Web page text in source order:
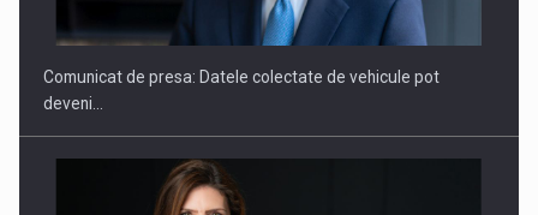
Comunicat de presa: Datele colectate de vehicule pot
deveni…